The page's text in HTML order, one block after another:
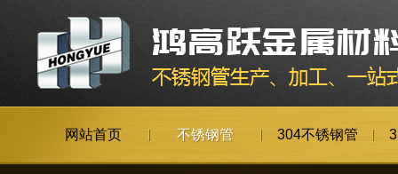
网站首页 不锈钢管 304不锈钢管